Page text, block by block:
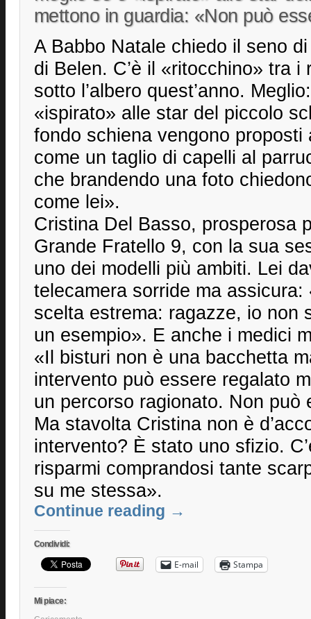
mettono in guardia: «Non può
A Babbo Natale chiedo il seno
di Belen. C’è il «ritocchino» tra i
sotto l’albero quest’anno.
«ispirato» alle star del piccolo
fondo schiena vengono proposti
come un taglio di capelli al
che brandendo una foto
come lei».
Cristina Del Basso, prosperosa
Grande Fratello 9, con la sua
uno dei modelli più ambiti. Lei
telecamera sorride ma
scelta estrema: ragazze, io non
un esempio». E anche i medici
«Il bisturi non è una bacchetta
intervento può essere regalato
un percorso ragionato. Non può
Ma stavolta Cristina non è
intervento? È stato uno sfizio.
risparmi comprandosi tante
su me stessa».
Continue reading →
Condividi:
E-mail Stampa
Mi piace: